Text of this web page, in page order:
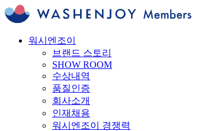
워시엔조이
브랜드 스토리
SHOW ROOM
수상내역
품질인증
회사소개
인재채용
워시엔조이 경쟁력